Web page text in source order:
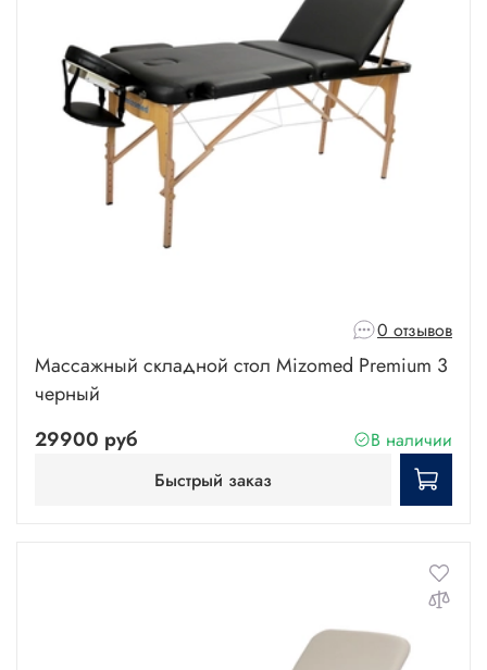
0 отзывов
Массажный складной стол Mizomed Premium 3
черный
29900 руб
В наличии
Быстрый заказ